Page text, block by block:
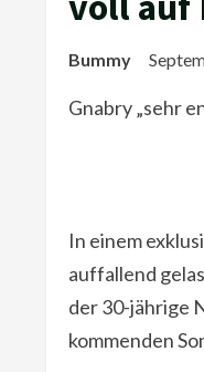
Bummy
Gnabry „sehr
In einem
auffallend
der 30-jährige
kommenden